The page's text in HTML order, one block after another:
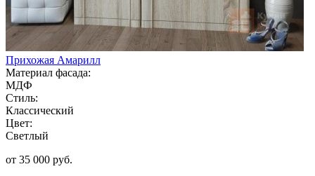
Прихожая Амарилл
Материал фасада:
МДФ
Стиль:
Классический
Цвет:
Светлый
от 35 000 руб.